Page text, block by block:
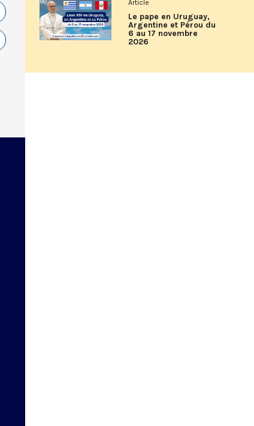
Article
Le pape en Uruguay,
Argentine et Pérou du
6 au 17 novembre
2026